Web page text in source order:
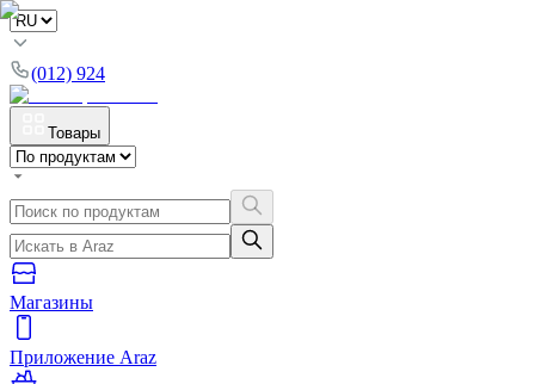
(012) 924
Товары
Магазины
Приложение Araz